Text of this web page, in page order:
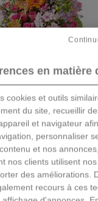
en matière
cookies et outils
du site, recueillir
et navigateur
personnaliser
et nos
nos clients utilisent
des améliorations.
recours à ces